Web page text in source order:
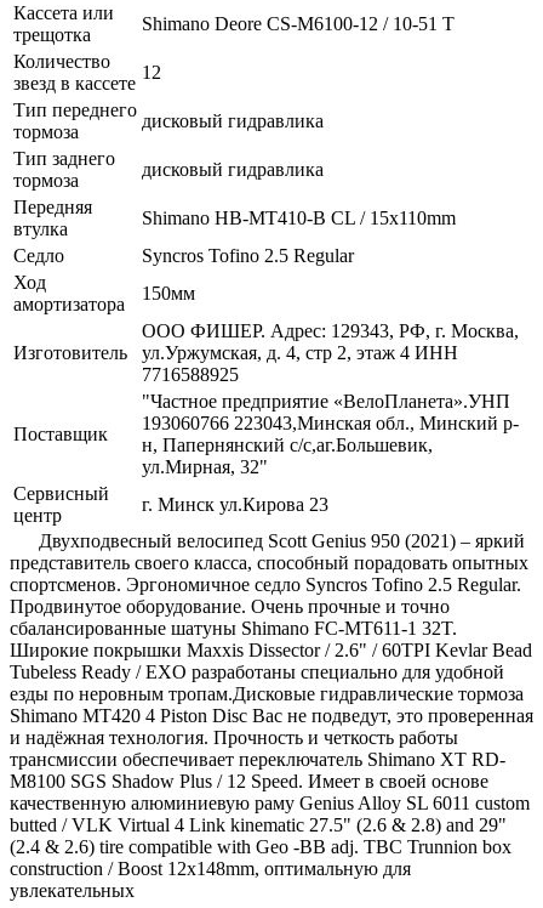
Кассета или
трещотка
Shimano Deore CS-M6100-12 / 10-51 T
Количество
звезд в кассете
12
Тип переднего
тормоза
дисковый гидравлика
Тип заднего
тормоза
дисковый гидравлика
Передняя
втулка
Shimano HB-MT410-B CL / 15x110mm
Седло
Syncros Tofino 2.5 Regular
Ход
амортизатора
150мм
Изготовитель
ООО ФИШЕР. Адрес: 129343, РФ, г. Москва,
ул.Уржумская, д. 4, стр 2, этаж 4 ИНН
7716588925
Поставщик
"Частное предприятие «ВелоПланета».УНП
193060766 223043,Минская обл., Минский р-
н, Папернянский с/с,аг.Большевик,
ул.Мирная, 32"
Сервисный
центр
г. Минск ул.Кирова 23
Двухподвесный велосипед Scott Genius 950 (2021) – яркий
представитель своего класса, способный порадовать опытных
спортсменов. Эргономичное седло Syncros Tofino 2.5 Regular.
Продвинутое оборудование. Очень прочные и точно
сбалансированные шатуны Shimano FC-MT611-1 32T.
Широкие покрышки Maxxis Dissector / 2.6" / 60TPI Kevlar Bead
Tubeless Ready / EXO разработаны специально для удобной
езды по неровным тропам.Дисковые гидравлические тормоза
Shimano MT420 4 Piston Disc Вас не подведут, это проверенная
и надёжная технология. Прочность и четкость работы
трансмиссии обеспечивает переключатель Shimano XT RD-
M8100 SGS Shadow Plus / 12 Speed. Имеет в своей основе
качественную алюминиевую раму Genius Alloy SL 6011 custom
butted / VLK Virtual 4 Link kinematic 27.5" (2.6 & 2.8) and 29"
(2.4 & 2.6) tire compatible with Geo -BB adj. TBC Trunnion box
construction / Boost 12x148mm, оптимальную для
увлекательных